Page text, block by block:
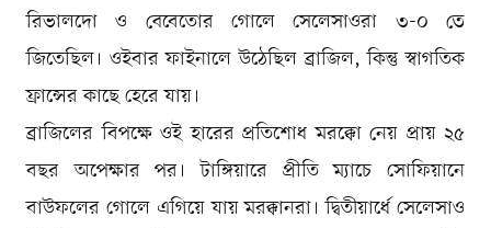
রিভালদো ও বেবেতোর গোলে সেলেসাওরা ৩-০ তে
জিতেছিল। ওইবার ফাইনালে উঠেছিল ব্রাজিল, কিন্তু স্বাগতিক
ফ্রান্সের কাছে হেরে যায়।
ব্রাজিলের বিপক্ষে ওই হারের প্রতিশোধ মরক্কো নেয় প্রায় ২৫
বছর অপেক্ষার পর। টাঙ্গিয়ারে প্রীতি ম্যাচে সোফিয়ানে
বাউফলের গোলে এগিয়ে যায় মরক্কানরা। দ্বিতীয়ার্ধে সেলেসাও